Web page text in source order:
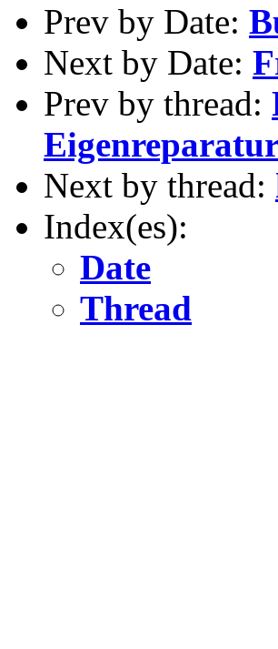
Prev by Date:
Next by Date:
Prev by thread:
Next by thread:
Index(es):
Date
Thread